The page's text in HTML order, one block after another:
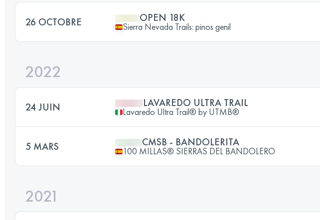
26 OCTOBRE OPEN 18K
Sierra Nevada Trails: pinos genil
2022
24 JUIN LAVAREDO ULTRA TRAIL
Lavaredo Ultra Trail® by UTMB®
5 MARS CMSB - BANDOLERITA
100 MILLAS® SIERRAS DEL BANDOLERO
2021